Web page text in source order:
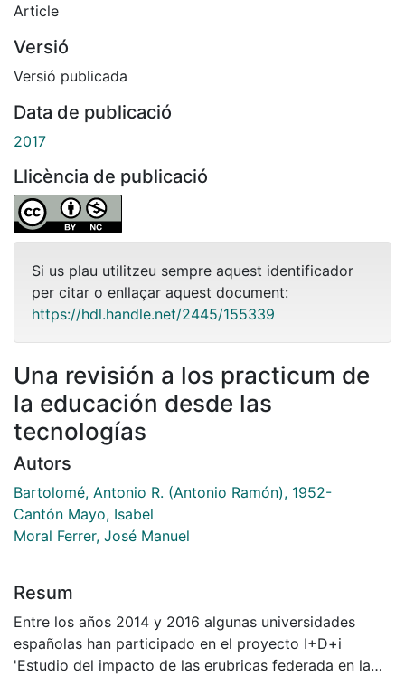
Article
Versió
Versió publicada
Data de publicació
2017
Llicència de publicació
Si us plau utilitzeu sempre aquest identificador
per citar o enllaçar aquest document:
https://hdl.handle.net/2445/155339
Una revisión a los practicum de
la educación desde las
tecnologías
Autors
Bartolomé, Antonio R. (Antonio Ramón), 1952-
Cantón Mayo, Isabel
Moral Ferrer, José Manuel
Resum
Entre los años 2014 y 2016 algunas universidades
españolas han participado en el proyecto I+D+i
'Estudio del impacto de las erubricas federada en la